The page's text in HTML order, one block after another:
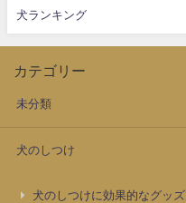
犬ランキング
カテゴリー
未分類
犬のしつけ
犬のしつけに効果的なグッズ